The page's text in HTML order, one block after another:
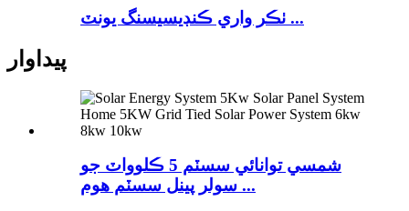
ٺڪر واري ڪنڊيسيسنگ يونٽ ...
پيداوار
شمسي توانائي سسٽم 5 ڪلوواٽ جو
سولر پينل سسٽم ھوم ...